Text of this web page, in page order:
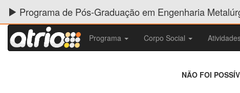
Programa de Pós-Graduação em Engenharia
Programa Corpo Social
NÃO FOI